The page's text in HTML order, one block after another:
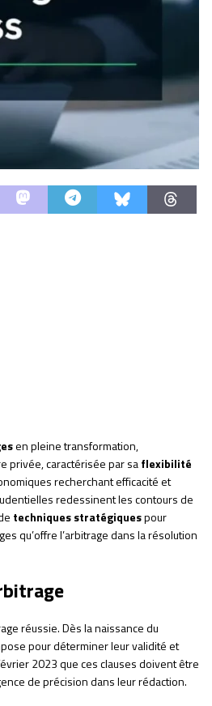
en pleine transformation,
privée, caractérisée par saflexibilité
recherchant efficacité et
redessinent les contours de
techniques stratégiquespour
qu’offre l’arbitrage dans la résolution
réussie. Dès la naissance du
pour déterminer leur validité et
2023 que ces clauses doivent être
de précision dans leur rédaction.